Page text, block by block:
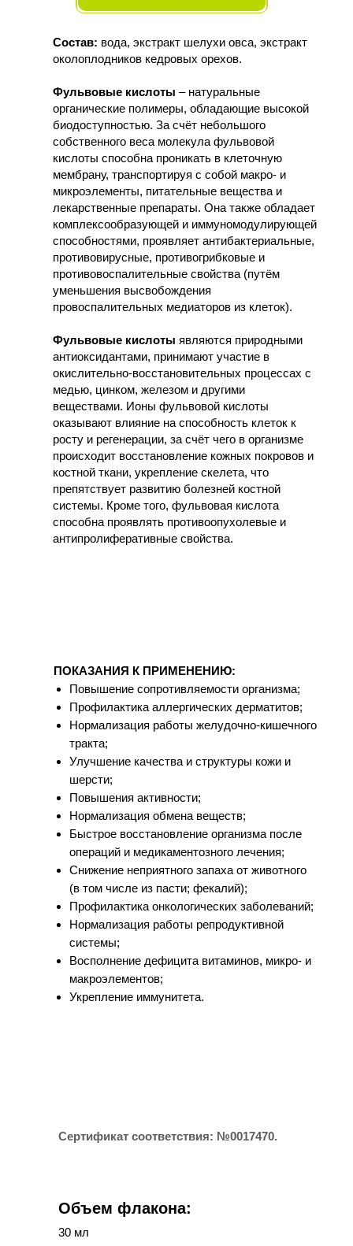
Состав: вода, экстракт шелухи овса, экстракт
околоплодников кедровых орехов.
Фульвовые кислоты – натуральные
органические полимеры, обладающие высокой
биодоступностью. За счёт небольшого
собственного веса молекула фульвовой
кислоты способна проникать в клеточную
мембрану, транспортируя с собой макро- и
микроэлементы, питательные вещества и
лекарственные препараты. Она также обладает
комплексообразующей и иммуномодулирующей
способностями, проявляет антибактериальные,
противовирусные, противогрибковые и
противовоспалительные свойства (путём
уменьшения высвобождения
провоспалительных медиаторов из клеток).
Фульвовые кислоты являются природными
антиоксидантами, принимают участие в
окислительно-восстановительных процессах с
медью, цинком, железом и другими
веществами. Ионы фульвовой кислоты
оказывают влияние на способность клеток к
росту и регенерации, за счёт чего в организме
происходит восстановление кожных покровов и
костной ткани, укрепление скелета, что
препятствует развитию болезней костной
системы. Кроме того, фульвовая кислота
способна проявлять противоопухолевые и
антипролиферативные свойства.
Сертификат соответствия: №0017470.
ПОКАЗАНИЯ К ПРИМЕНЕНИЮ:
Повышение сопротивляемости организма;
Профилактика аллергических дерматитов;
Нормализация работы желудочно-кишечного
тракта;
Улучшение качества и структуры кожи и
шерсти;
Повышения активности;
Нормализация обмена веществ;
Быстрое восстановление организма после
операций и медикаментозного лечения;
Снижение неприятного запаха от животного
(в том числе из пасти; фекалий);
Профилактика онкологических заболеваний;
Нормализация работы репродуктивной
системы;
Восполнение дефицита витаминов, микро- и
макроэлементов;
Укрепление иммунитета.
Объем флакона:
30 мл